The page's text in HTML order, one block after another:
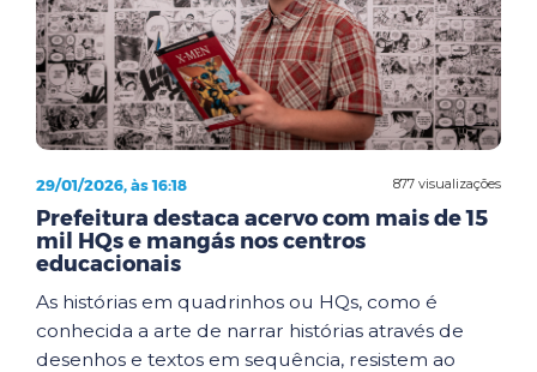
877 visualizações
29/01/2026, às 16:18
Prefeitura destaca acervo com mais de 15
mil HQs e mangás nos centros
educacionais
As histórias em quadrinhos ou HQs, como é
conhecida a arte de narrar histórias através de
desenhos e textos em sequência, resistem ao